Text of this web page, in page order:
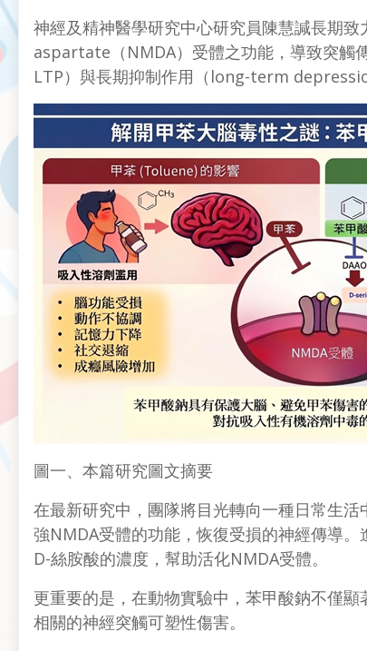
神經及精神醫學研究中心研究員陳慧諴長期
aspartate（NMDA）受體之功能，導致突
LTP）與長期抑制作用（long-term
圖一、本篇研究圖文摘要
在最新研究中，團隊將目光轉向一種日常生
強NMDA受體的功能，恢復受損的神經傳導
D-絲胺酸的濃度，幫助活化NMDA受體。
更重要的是，在動物實驗中，苯甲酸鈉不僅
相關的神經突觸可塑性傷害。